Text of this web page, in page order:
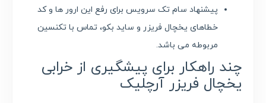
پیشنهاد سام تک سرویس برای رفع این ارور ها و کد
خطاهای یخچال فریزر و ساید بکو، تماس با تکنسین
مربوطه می باشد.
چند راهکار برای پیشگیری از خرابی
یخچال فریزر آرچلیک